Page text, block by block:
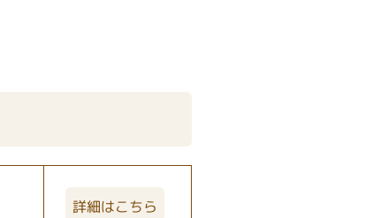
詳細はこちら